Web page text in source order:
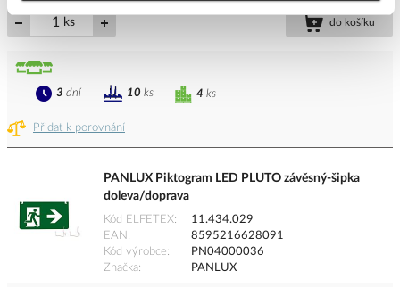
ks do košíku
Přidat k porovnání
4 ks
3 dní 10 ks
PANLUX Piktogram LED PLUTO závěsný-šipka
doleva/doprava
Kód ELFETEX
11.434.029
EAN
8595216628091
Kód výrobce
PN04000036
Značka
PANLUX